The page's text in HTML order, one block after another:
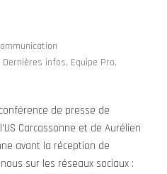
Dernières infos, Equipe Pro,
de presse de
Carcassonne et de Aurélien
avant la réception de
sur les réseaux sociaux :